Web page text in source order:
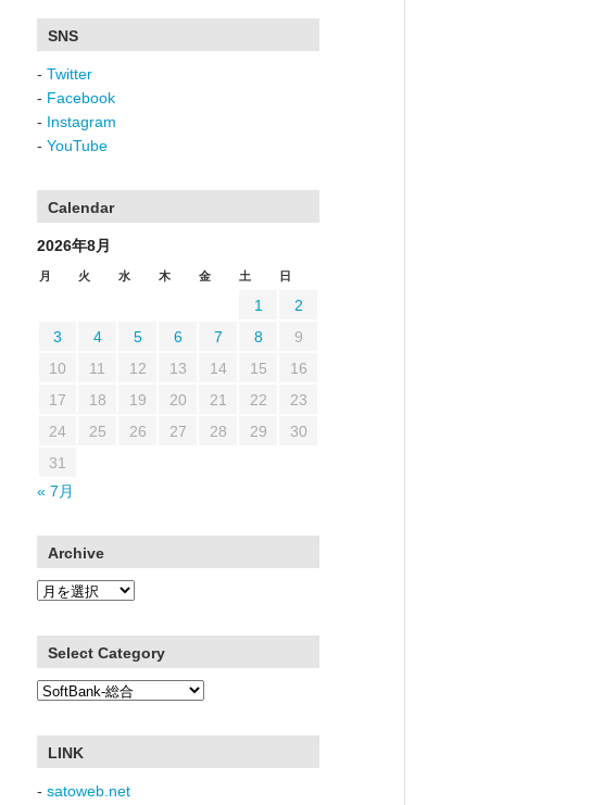
SNS
- Twitter
- Facebook
- Instagram
- YouTube
Calendar
2026年8月
月 火 水 木 金 土 日
1
2
3
4 5 6 7 8
9
10
11 12 13 14 15
16
17
18 19 20 21 22
23
24
25 26 27 28 29
30
31
« 7月
Archive
Archive
Select Category
Select
LINK
- satoweb.net